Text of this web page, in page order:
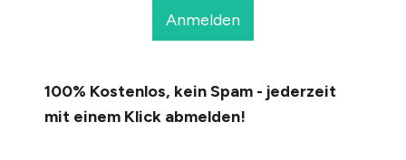
Anmelden
100% Kostenlos, kein Spam - jederzeit
mit einem Klick abmelden!